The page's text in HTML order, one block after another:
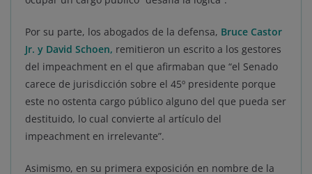
Por su parte, los abogados de la defensa, Bruce Castor
Jr. y David Schoen, remitieron un escrito a los gestores
del impeachment en el que afirmaban que “el Senado
carece de jurisdicción sobre el 45º presidente porque
este no ostenta cargo público alguno del que pueda ser
destituido, lo cual convierte al artículo del
impeachment en irrelevante”.
Asimismo, en su primera exposición en nombre de la